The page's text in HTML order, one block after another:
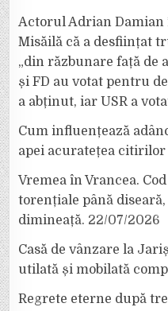
Actorul Adrian
Misăilă că a desființat
„din răzbunare față de
și FD au votat pentru
a abținut, iar USR a
Cum influențează
apei acuratețea
Vremea în Vrancea.
torențiale până diseară,
dimineață. 22/07/2026
Casă de vânzare la
utilată și mobilată
Regrete eterne după